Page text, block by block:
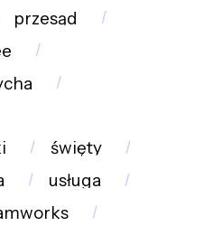
przesąd
święty
usługa